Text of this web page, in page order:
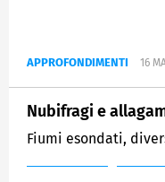
APPROFONDIMENTI 16
Nubifragi e
Fiumi esondati,